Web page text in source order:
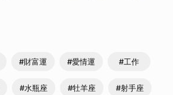
#財富運 #愛情運 #工作
#水瓶座 #牡羊座 #射手座